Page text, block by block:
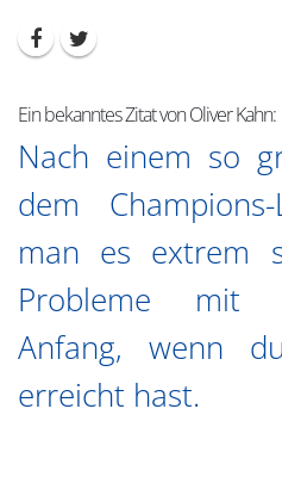
Ein bekanntes Zitat von Oliver Kahn:
Nach einem so
dem
man es extrem
Probleme mit
Anfang, wenn
erreicht hast.